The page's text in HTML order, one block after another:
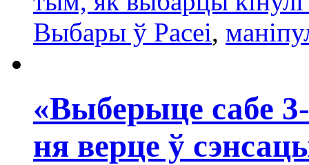
Выбары ў Расеі,
«Выберыце сабе
ня верце ў